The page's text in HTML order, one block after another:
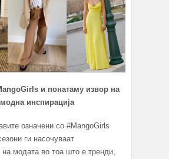
и понатаму извор на
модна инспирација
означени со #MangoGirls
ги насочуваат
модата во тоа што е тренди,